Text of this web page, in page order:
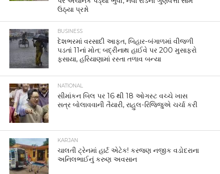
ઉઠ્યા પ્રશ્નો
BUSINESS
દેશભરમાં વરસાદી આફત, બિહાર-બંગાળમાં વીજળી
પડતાં 11નાં મોત; બદ્રીનાથ હાઈવે પર 200 મુસાફરો
ફસાયા, હરિયાણામાં રસ્તા તળાવ બન્યા
NATIONAL
સીમાંકન બિલ પર 16 થી 18 ઓગસ્ટ વચ્ચે ખાસ
સત્ર બોલાવવાની તૈયારી, રાહુલ-રિજિજુએ ચર્ચા કરી
KARJAN
ચાલતી ટ્રેનમાં હાર્ટ એટેક! કરજણ નજીક વડોદરાના
અનિલભાઈનું કરુણ અવસાન